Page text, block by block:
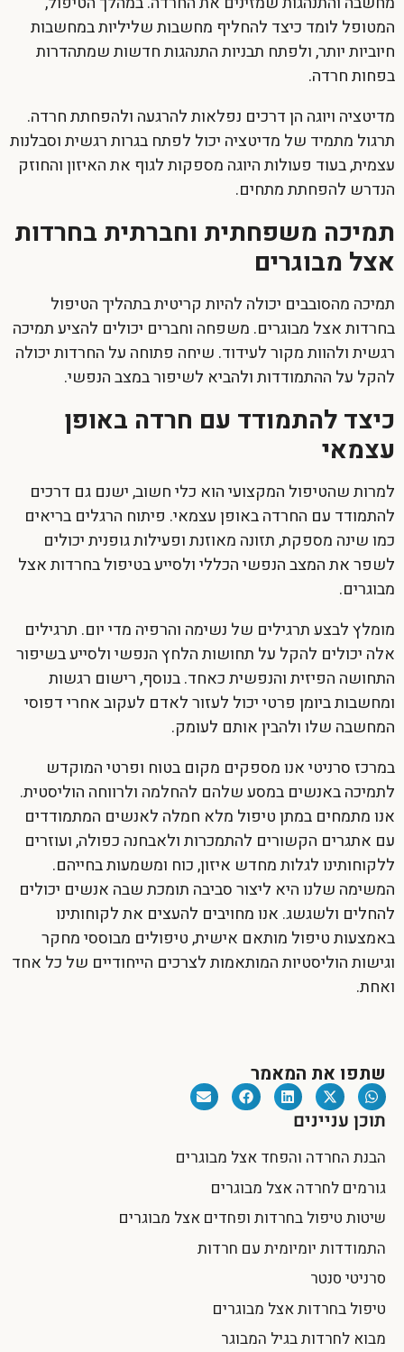
המטופל לומד כיצד להחליף מחשבות שליליות במחשבות
חיוביות יותר, ולפתח תבניות התנהגות חדשות שמתהדרות
בפחות חרדה.
מדיטציה ויוגה הן דרכים נפלאות להרגעה ולהפחתת חרדה.
תרגול מתמיד של מדיטציה יכול לפתח בגרות רגשית וסבלנות
עצמית, בעוד פעולות היוגה מספקות לגוף את האיזון והחוזק
הנדרש להפחתת מתחים.
תמיכה משפחתית וחברתית בחרדות
אצל מבוגרים
תמיכה מהסובבים יכולה להיות קריטית בתהליך הטיפול
בחרדות אצל מבוגרים. משפחה וחברים יכולים להציע תמיכה
רגשית ולהוות מקור לעידוד. שיחה פתוחה על החרדות יכולה
להקל על ההתמודדות ולהביא לשיפור במצב הנפשי.
כיצד להתמודד עם חרדה באופן
עצמאי
למרות שהטיפול המקצועי הוא כלי חשוב, ישנם גם דרכים
להתמודד עם החרדה באופן עצמאי. פיתוח הרגלים בריאים
כמו שינה מספקת, תזונה מאוזנת ופעילות גופנית יכולים
לשפר את המצב הנפשי הכללי ולסייע בטיפול בחרדות אצל
מבוגרים.
מומלץ לבצע תרגילים של נשימה והרפיה מדי יום. תרגילים
אלה יכולים להקל על תחושות הלחץ הנפשי ולסייע בשיפור
התחושה הפיזית והנפשית כאחד. בנוסף, רישום רגשות
ומחשבות ביומן פרטי יכול לעזור לאדם לעקוב אחרי דפוסי
המחשבה שלו ולהבין אותם לעומק.
במרכז סרניטי אנו מספקים מקום בטוח ופרטי המוקדש
לתמיכה באנשים במסע שלהם להחלמה ולרווחה הוליסטית.
אנו מתמחים במתן טיפול מלא חמלה לאנשים המתמודדים
עם אתגרים הקשורים להתמכרות ולאבחנה כפולה, ועוזרים
ללקוחותינו לגלות מחדש איזון, כוח ומשמעות בחייהם.
המשימה שלנו היא ליצור סביבה תומכת שבה אנשים יכולים
להחלים ולשגשג. אנו מחויבים להעצים את לקוחותינו
באמצעות טיפול מותאם אישית, טיפולים מבוססי מחקר
וגישות הוליסטיות המותאמות לצרכים הייחודיים של כל אחד
ואחת.
שתפו את המאמר
תוכן עניינים
הבנת החרדה והפחד אצל מבוגרים
גורמים לחרדה אצל מבוגרים
שיטות טיפול בחרדות ופחדים אצל מבוגרים
התמודדות יומיומית עם חרדות
סרניטי סנטר
טיפול בחרדות אצל מבוגרים
מבוא לחרדות בגיל המבוגר